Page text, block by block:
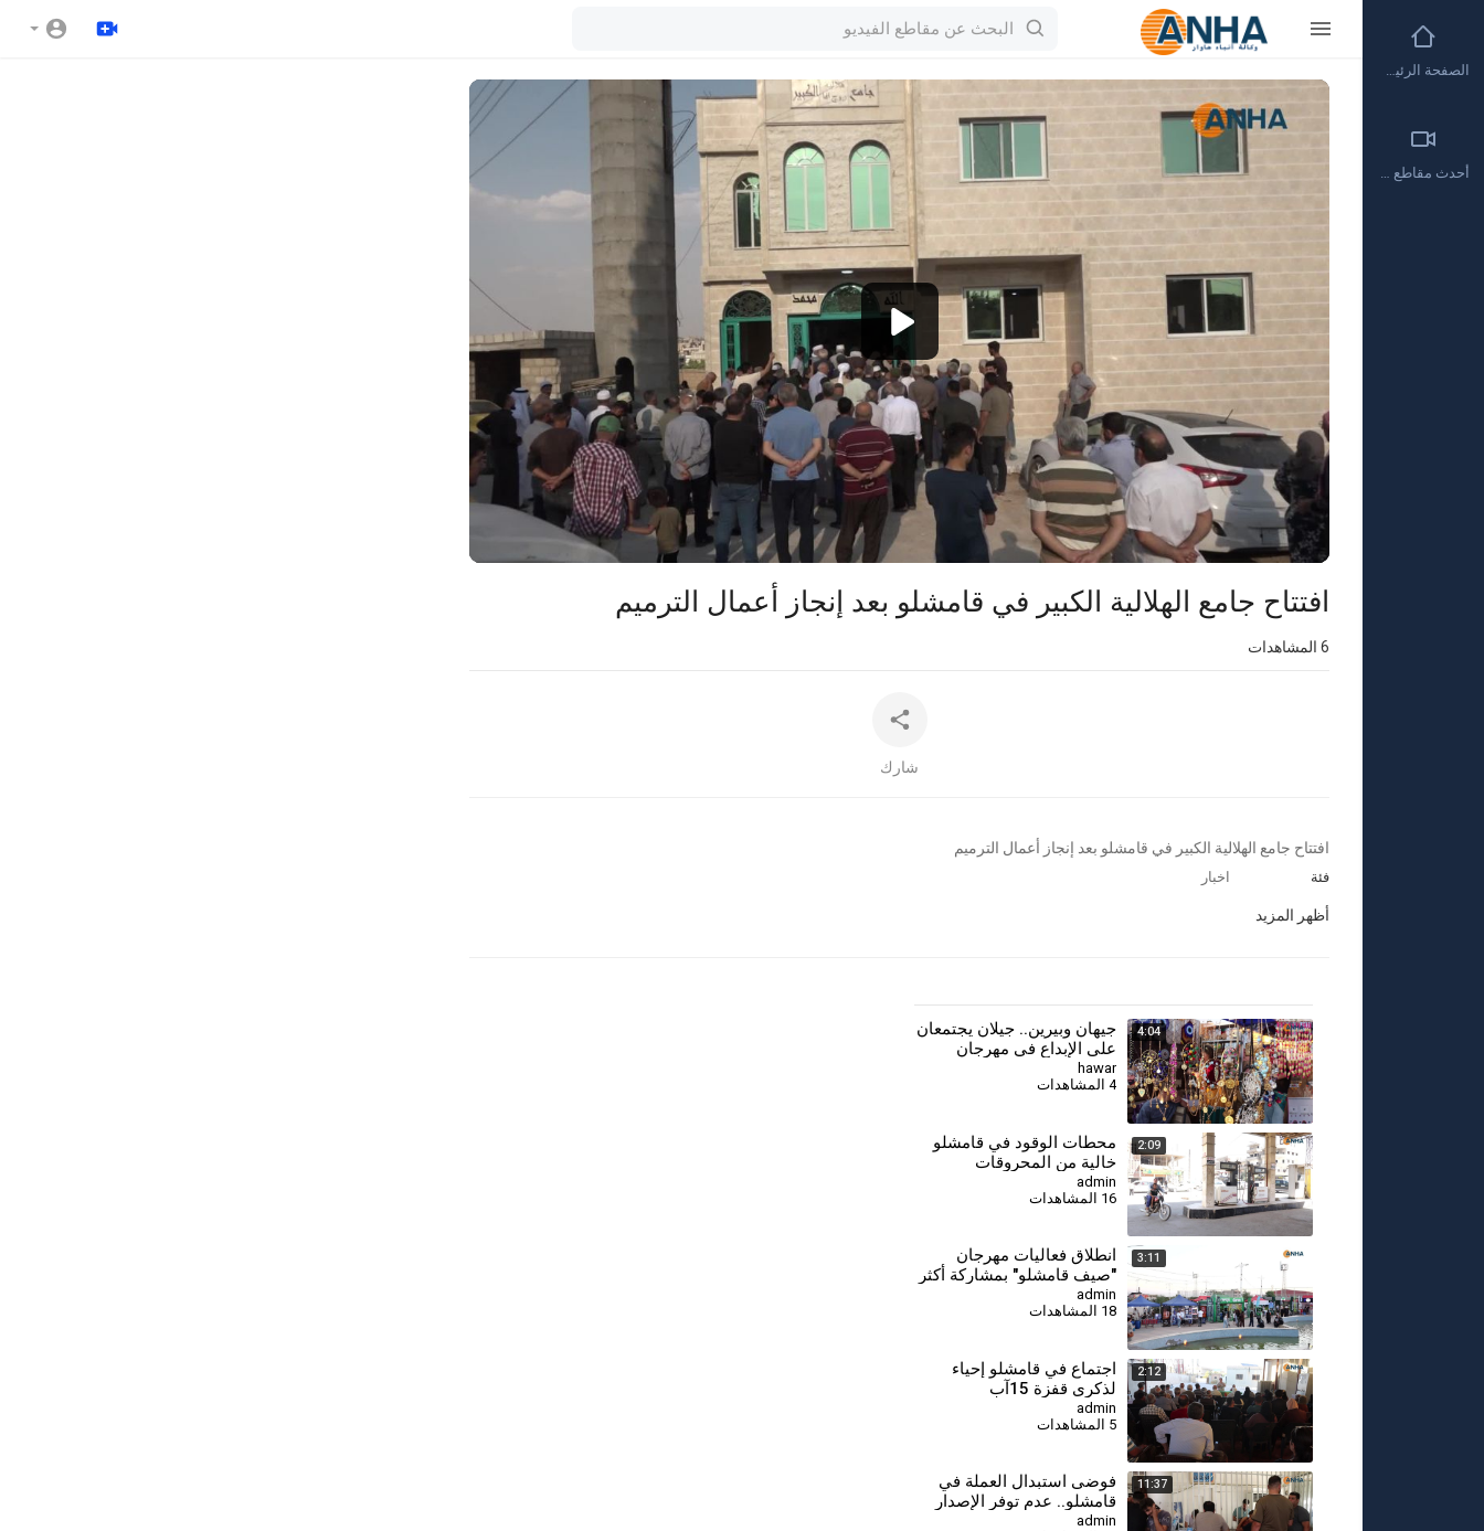
Video
1080p
360p
240p
auto
افتتاح جامع الهلالية الكبير في قامشلو بعد إنجاز أعمال الترميم
6 المشاهدات
شارك
⁣افتتاح جامع الهلالية الكبير في قامشلو بعد إنجاز أعمال الترميم
فئة اخبار
أظهر المزيد
4:04
جيهان وبيرين.. جيلان يجتمعان
على الإبداع في مهرجان
"صيف قامشلو"
hawar
4 المشاهدات
2:09
⁣محطات الوقود في قامشلو
خالية من المحروقات
والمواطنون يطالبون بحل
أزمة الوقود والعملة
admin
16 المشاهدات
3:11
انطلاق فعاليات مهرجان
"صيف قامشلو" بمشاركة أكثر
من 200 شركة
admin
18 المشاهدات
2:12
اجتماع في قامشلو إحياء
لذكرى قفزة 15آب
admin
5 المشاهدات
11:37
⁣فوضى استبدال العملة في
قامشلو.. عدم توفر الإصدار
الجديد يفاقم معاناة
admin
الصفحة الرئيسية
أحدث مقاطع الفيديو